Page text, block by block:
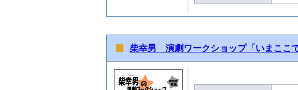
柴幸男 演劇ワークショップ「いまここ